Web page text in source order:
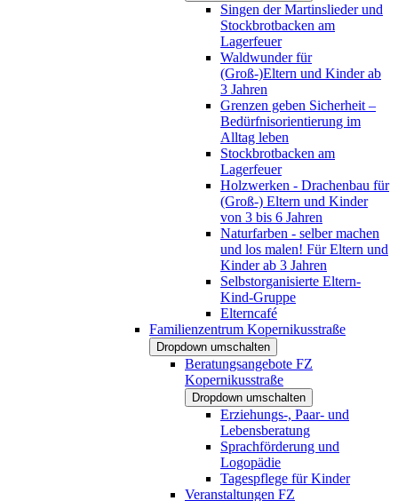
Singen der Martinslieder und
Stockbrotbacken am
Lagerfeuer
Waldwunder für
(Groß-)Eltern und Kinder ab
3 Jahren
Grenzen geben Sicherheit –
Bedürfnisorientierung im
Alltag leben
Stockbrotbacken am
Lagerfeuer
Holzwerken - Drachenbau für
(Groß-) Eltern und Kinder
von 3 bis 6 Jahren
Naturfarben - selber machen
und los malen! Für Eltern und
Kinder ab 3 Jahren
Selbstorganisierte Eltern-
Kind-Gruppe
Elterncafé
Familienzentrum Kopernikusstraße
Dropdown umschalten
Beratungsangebote FZ
Kopernikusstraße
Dropdown umschalten
Erziehungs-, Paar- und
Lebensberatung
Sprachförderung und
Logopädie
Tagespflege für Kinder
Veranstaltungen FZ